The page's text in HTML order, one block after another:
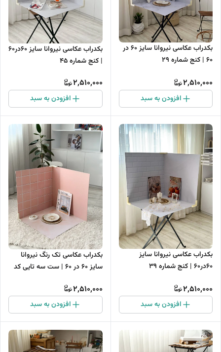
بکدراب عکاسی نیروانا سایز 60 در
60 | کنج شماره 29
2,510,000
افزودن به سبد
بکدراب عکاسی نیروانا سایز 60در60
| کنج شماره 45
2,510,000
افزودن به سبد
بکدراب عکاسی نیروانا سایز
60در60 | کنج شماره 39
2,510,000
افزودن به سبد
بکدراب عکاسی تک رنگ نیروانا
سایز 60 در 60 | ست سه تایی کد
2,510,000
افزودن به سبد